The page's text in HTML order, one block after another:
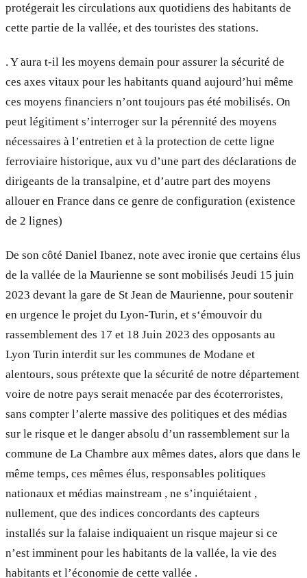
protégerait les circulations aux quotidiens des habitants de
cette partie de la vallée, et des touristes des stations.
. Y aura t-il les moyens demain pour assurer la sécurité de
ces axes vitaux pour les habitants quand aujourd’hui même
ces moyens financiers n’ont toujours pas été mobilisés. On
peut légitiment s’interroger sur la pérennité des moyens
nécessaires à l’entretien et à la protection de cette ligne
ferroviaire historique, aux vu d’une part des déclarations de
dirigeants de la transalpine, et d’autre part des moyens
allouer en France dans ce genre de configuration (existence
de 2 lignes)
De son côté Daniel Ibanez, note avec ironie que certains élus
de la vallée de la Maurienne se sont mobilisés Jeudi 15 juin
2023 devant la gare de St Jean de Maurienne, pour soutenir
en urgence le projet du Lyon-Turin, et s‘émouvoir du
rassemblement des 17 et 18 Juin 2023 des opposants au
Lyon Turin interdit sur les communes de Modane et
alentours, sous prétexte que la sécurité de notre département
voire de notre pays serait menacée par des écoterroristes,
sans compter l’alerte massive des politiques et des médias
sur le risque et le danger absolu d’un rassemblement sur la
commune de La Chambre aux mêmes dates, alors que dans le
même temps, ces mêmes élus, responsables politiques
nationaux et médias mainstream , ne s’inquiétaient ,
nullement, que des indices concordants des capteurs
installés sur la falaise indiquaient un risque majeur si ce
n’est imminent pour les habitants de la vallée, la vie des
habitants et l’économie de cette vallée .